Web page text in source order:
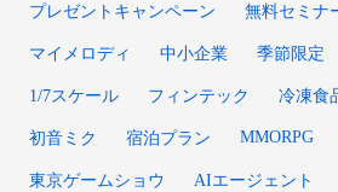
プレゼントキャンペーン 無料セミナ
マイメロディ 中小企業 季節限定
1/7スケール フィンテック 冷凍食
初音ミク 宿泊プラン MMORPG
東京ゲームショウ AIエージェント